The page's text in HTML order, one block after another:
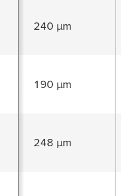
240 µm
190 µm
248 µm